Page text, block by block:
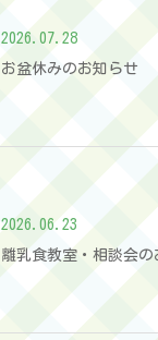
2026.07.28
お盆休みのお知らせ
2026.06.23
離乳食教室・相談会の